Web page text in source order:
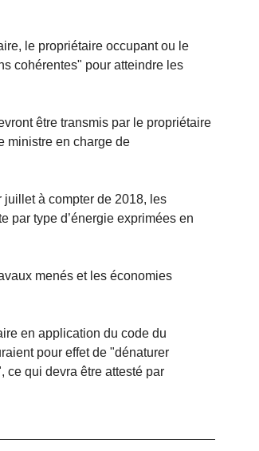
le propriétaire occupant ou le
cohérentes" pour atteindre les
être transmis par le propriétaire
ministre en charge de
juillet à compter de 2018, les
par type d’énergie exprimées en
menés et les économies
en application du code du
pour effet de "dénaturer
ce qui devra être attesté par